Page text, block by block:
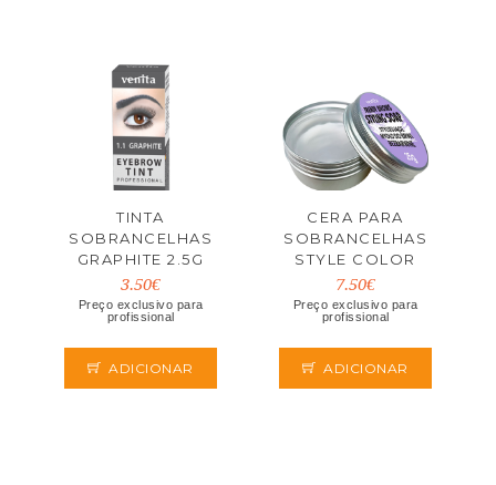
TINTA
SOBRANCELHAS
GRAPHITE 2.5G
VENITA
3.50€
Preço exclusivo para
profissional
ADICIONAR
CERA PARA
SOBRANCELHAS
STYLE COLOR
TRANSPARENT 25G
VENITA
7.50€
Preço exclusivo para
profissional
ADICIONAR